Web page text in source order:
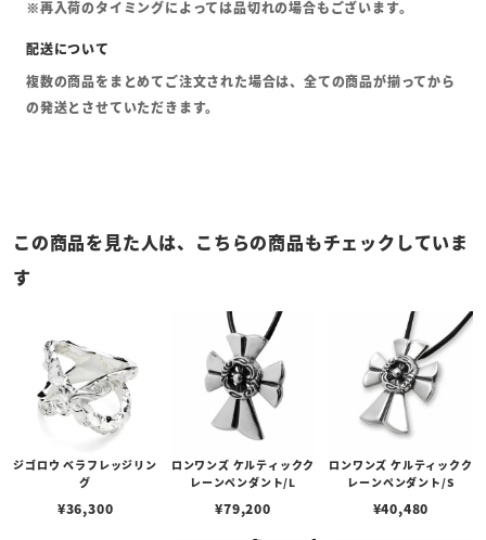
※再入荷のタイミングによっては品切れの場合もございます。
複数の商品をまとめてご注文された場合は、全ての商品が揃ってから
の発送とさせていただきます。
この商品を見た人は、こちらの商品もチェックしていま
す
ジゴロウ ベラフレッジリン
グ
¥36,300
ロンワンズ ケルティックク
レーンペンダント/L
¥79,200
ロンワンズ ケルティックク
レーンペンダント/S
¥40,480